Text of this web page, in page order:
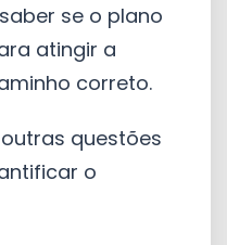
se o plano
atingir a
correto.
questões
o